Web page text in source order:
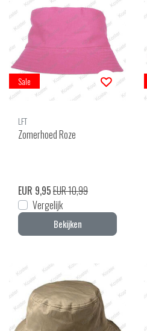
Sale
LFT
Zomerhoed Roze
EUR 9,95EUR 10,99
Vergelijk
Bekijken